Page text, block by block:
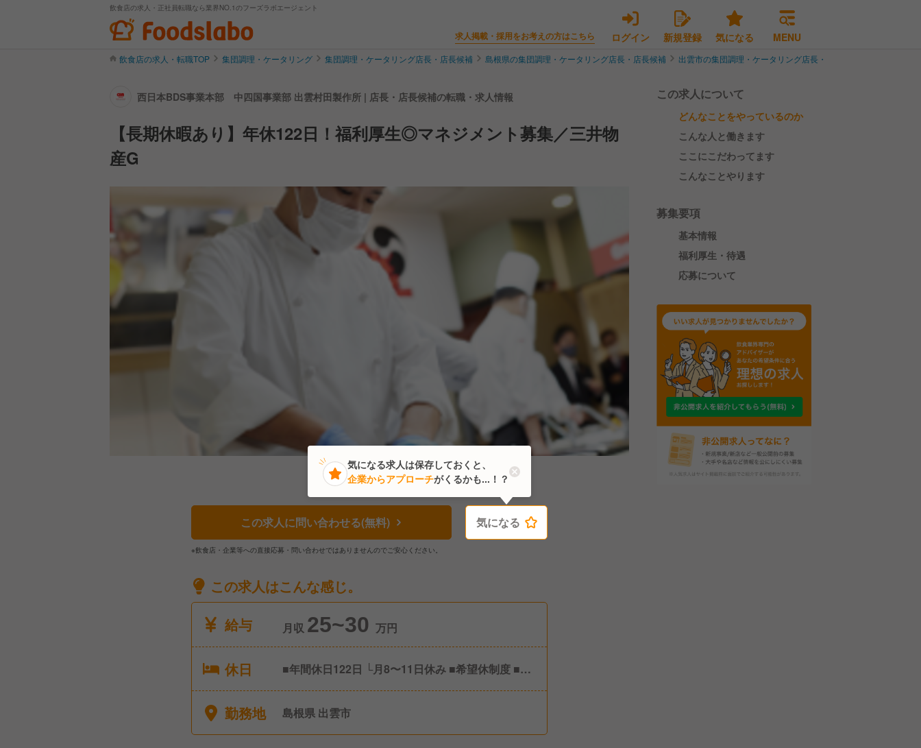
飲食店の求人・正社員転職なら業界NO.1のフーズラボエージェント
求人掲載・採用をお考えの方はこちら ログイン 新規登録 気になる MENU
飲食店の求人・転職TOP 集団調理・ケータリング 集団調理・ケータリング店長・店長候補 島根県の集団調理・ケータリング店長・店長候補 出雲市の集団調理・ケータリング店長・店長候補
西日本BDS事業本部 中四国事業部 出雲村田製作所 | 店長・店長候補の転職・求人情報
【長期休暇あり】年休122日！福利厚生◎マネジメント募集／三井物
産G
この求人に問い合わせる(無料) 気になる
※飲食店・企業等への直接応募・問い合わせではありませんのでご安心ください。
この求人はこんな感じ。
給与
月収 25~30 万円
休日
■年間休日122日 └月8〜11日休み ■希望休制度 ■有
ど）
勤務地 島根県 出雲市
この求人について
どんなことをやっているのか
こんな人と働きます
ここにこだわってます
こんなことやります
募集要項
基本情報
福利厚生・待遇
応募について
気になる
気になる求人は保存しておくと、
企業からアプローチがくるかも...！？